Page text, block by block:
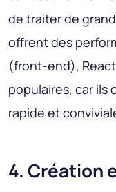
de traiter de
offrent des
(front-end),
populaires, car
rapide et
4. Création